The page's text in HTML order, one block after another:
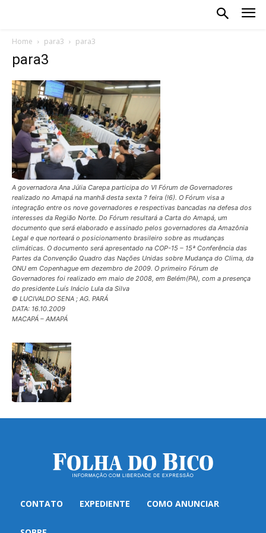
Home para3 para3
para3
A governadora Ana Júlia Carepa participa do VI Fórum de Governadores
realizado no Amapá na manhã desta sexta ? feira (!6). O Fórum visa a
integração entre os nove governadores e respectivas bancadas na defesa dos
interesses da Região Norte. Do Fórum resultará a Carta do Amapá, um
documento que será elaborado e assinado pelos governadores da Amazônia
Legal e que norteará o posicionamento brasileiro sobre as mudanças
climáticas. O documento será apresentado na COP-15 – 15ª Conferência das
Partes da Convenção Quadro das Nações Unidas sobre Mudança do Clima, da
ONU em Copenhague em dezembro de 2009. O primeiro Fórum de
Governadores foi realizado em maio de 2008, em Belém(PA), com a presença
do presidente Luís Inácio Lula da Silva
© LUCIVALDO SENA ; AG. PARÁ
DATA: 16.10.2009
MACAPÁ – AMAPÁ
CONTATO EXPEDIENTE COMO ANUNCIAR